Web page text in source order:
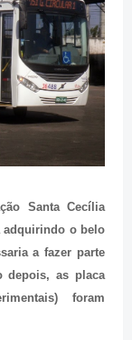
Santa Cecília
adquirindo o belo
a fazer parte
depois, as placa
foram